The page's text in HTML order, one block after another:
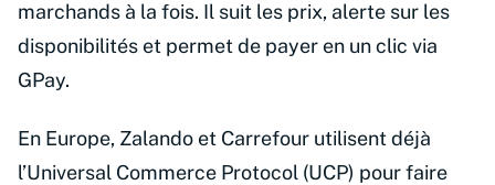
marchands à la fois. Il suit les prix, alerte sur les
disponibilités et permet de payer en un clic via
GPay.
En Europe, Zalando et Carrefour utilisent déjà
l’Universal Commerce Protocol (UCP) pour faire